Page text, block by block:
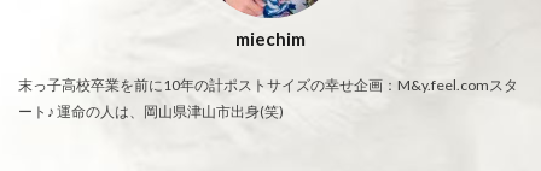
miechim
末っ子高校卒業を前に10年の計ポストサイズの幸せ企画：M&y.feel.comスタ
ート♪ 運命の人は、岡山県津山市出身(笑)